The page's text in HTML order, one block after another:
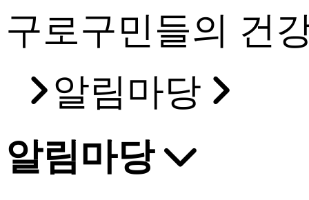
구로구민들의 건
알림마당
알림마당